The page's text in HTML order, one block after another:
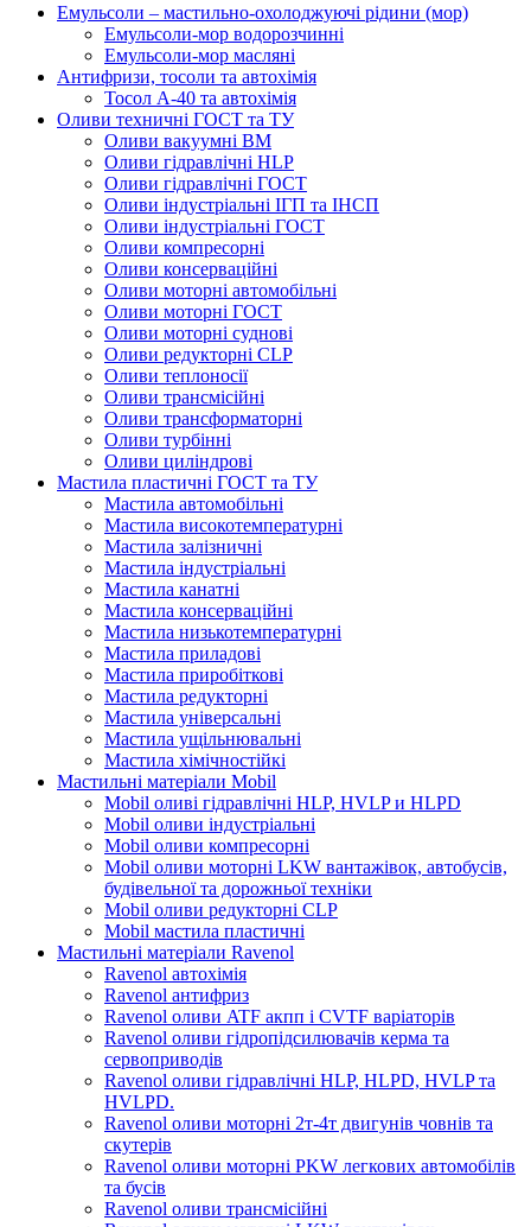
Емульсоли – мастильно-охолоджуючі рідини (мор)
Емульсоли-мор водорозчинні
Емульсоли-мор масляні
Антифризи, тосоли та автохімія
Тосол А-40 та автохімія
Оливи техничні ГОСТ та ТУ
Оливи вакуумні ВМ
Оливи гідравлічні HLP
Оливи гідравлічні ГОСТ
Оливи індустріальні ІГП та ІНСП
Оливи індустріальні ГОСТ
Оливи компресорні
Оливи консерваційні
Оливи моторні автомобільні
Оливи моторні ГОСТ
Оливи моторні суднові
Оливи редукторні CLP
Оливи теплоносії
Оливи трансмісійні
Оливи трансформаторні
Оливи турбінні
Оливи циліндрові
Мастила пластичні ГОСТ та ТУ
Мастила автомобільні
Мастила високотемпературні
Мастила залізничні
Мастила індустріальні
Мастила канатні
Мастила консерваційні
Мастила низькотемпературні
Мастила приладові
Мастила приробіткові
Мастила редукторні
Мастила універсальні
Мастила ущільнювальні
Мастила хімічностійкі
Мастильні матеріали Mobil
Mobil оливі гідравлічні HLP, HVLP и HLPD
Mobil оливи індустріальні
Mobil оливи компресорні
Mobil оливи моторні LKW вантажівок, автобусів,
будівельної та дорожньої техніки
Mobil оливи редукторні CLP
Mobil мастила пластичні
Мастильні матеріали Ravenol
Ravenol автохімія
Ravenol антифриз
Ravenol оливи ATF акпп і CVTF варіаторів
Ravenol оливи гідропідсилювачів керма та
сервоприводів
Ravenol оливи гідравлічні HLP, HLPD, HVLP та
HVLPD.
Ravenol оливи моторні 2т-4т двигунів човнів та
скутерів
Ravenol оливи моторні PKW легкових автомобілів
та бусів
Ravenol оливи трансмісійні